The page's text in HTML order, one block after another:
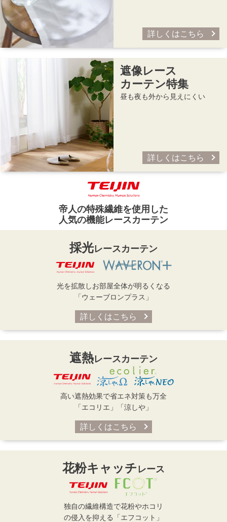
詳しくはこちら
遮像レース
カーテン特集
昼も夜も外から見えにくい
詳しくはこちら
帝人の特殊繊維を使用した
人気の機能レースカーテン
採光レースカーテン
光を拡散しお部屋全体が明るくなる
「ウェーブロンプラス」
詳しくはこちら
遮熱レースカーテン
高い遮熱効果で省エネ対策も万全
「エコリエ」「涼しや」
詳しくはこちら
花粉キャッチ レース
独自の繊維構造で花粉やホコリ
の侵入を抑える「エフコット」